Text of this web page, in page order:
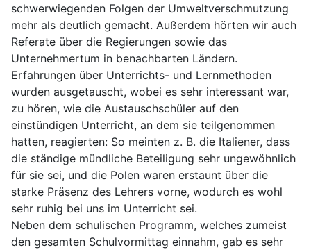
schwerwiegenden Folgen der Umweltverschmutzung
mehr als deutlich gemacht. Außerdem hörten wir auch
Referate über die Regierungen sowie das
Unternehmertum in benachbarten Ländern.
Erfahrungen über Unterrichts- und Lernmethoden
wurden ausgetauscht, wobei es sehr interessant war,
zu hören, wie die Austauschschüler auf den
einstündigen Unterricht, an dem sie teilgenommen
hatten, reagierten: So meinten z. B. die Italiener, dass
die ständige mündliche Beteiligung sehr ungewöhnlich
für sie sei, und die Polen waren erstaunt über die
starke Präsenz des Lehrers vorne, wodurch es wohl
sehr ruhig bei uns im Unterricht sei.
Neben dem schulischen Programm, welches zumeist
den gesamten Schulvormittag einnahm, gab es sehr